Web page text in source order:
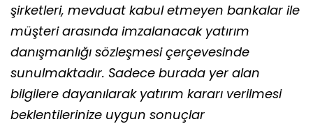
şirketleri, mevduat kabul etmeyen bankalar ile
müşteri arasında imzalanacak yatırım
danışmanlığı sözleşmesi çerçevesinde
sunulmaktadır. Sadece burada yer alan
bilgilere dayanılarak yatırım kararı verilmesi
beklentilerinize uygun sonuçlar